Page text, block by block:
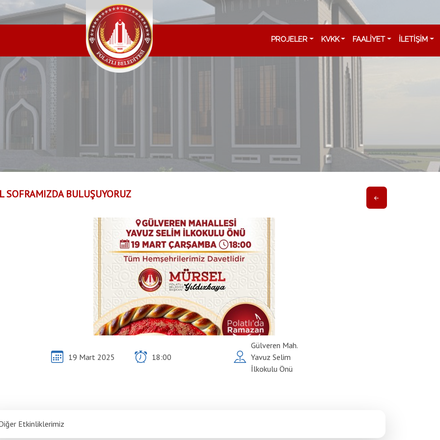
PROJELER KVKK FAALİYET İLETİŞİM
SOFRAMIZDA BULUŞUYORUZ
19 Mart 2025 18:00
Gülveren Mah.
Yavuz Selim
İlkokulu Önü
Etkinliklerimiz